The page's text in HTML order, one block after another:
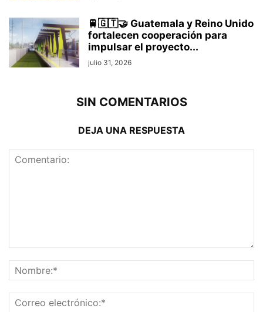
🚆🇬🇹🤝 Guatemala y Reino Unido
fortalecen cooperación para
impulsar el proyecto...
julio 31, 2026
SIN COMENTARIOS
DEJA UNA RESPUESTA